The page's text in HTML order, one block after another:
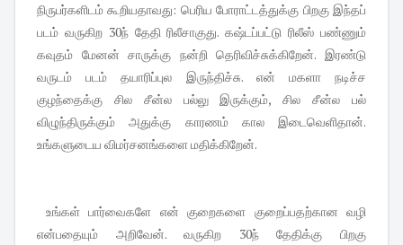
நிருபர்களிடம் கூறியதாவது: பெரிய போராட்டத்துக்கு பிறகு இந்தப்
படம் வருகிற 30ந் தேதி ரிலீசாகுது. கஷ்டப்பட்டு ரிலீஸ் பண்ணும்
கவுதம் மேனன் சாருக்கு நன்றி தெரிவிச்சுக்கிறேன். இரண்டு
வருடம் படம் தயாரிப்புல இருந்திச்சு. என் மகளா நடிச்ச
குழந்தைக்கு சில சீன்ல பல்லு இருக்கும், சில சீன்ல பல்
விழுந்திருக்கும் அதுக்கு காரணம் கால இடைவெளிதான்.
உங்களுடைய விமர்சனங்களை மதிக்கிறேன்.
உங்கள் பார்வைகளே என் குறைகளை குறைப்பதற்கான வழி
என்பதையும் அறிவேன். வருகிற 30ந் தேதிக்கு பிறகு